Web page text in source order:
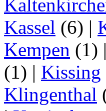
Kassel (6) |
Kempen (1) |
(1) | Kissing
Klingenthal